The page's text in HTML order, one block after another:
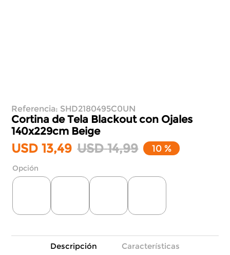
Referencia: SHD2180495C0UN
Cortina de Tela Blackout con Ojales
140x229cm Beige
USD 13,49 USD 14,99 10 %
Descripción Características